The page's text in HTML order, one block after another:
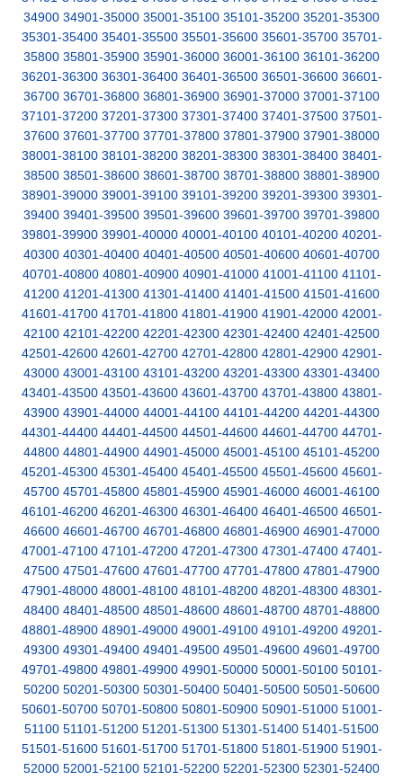
34900 34901-35000 35001-35100 35101-35200 35201-35300
35301-35400 35401-35500 35501-35600 35601-35700 35701-
35800 35801-35900 35901-36000 36001-36100 36101-36200
36201-36300 36301-36400 36401-36500 36501-36600 36601-
36700 36701-36800 36801-36900 36901-37000 37001-37100
37101-37200 37201-37300 37301-37400 37401-37500 37501-
37600 37601-37700 37701-37800 37801-37900 37901-38000
38001-38100 38101-38200 38201-38300 38301-38400 38401-
38500 38501-38600 38601-38700 38701-38800 38801-38900
38901-39000 39001-39100 39101-39200 39201-39300 39301-
39400 39401-39500 39501-39600 39601-39700 39701-39800
39801-39900 39901-40000 40001-40100 40101-40200 40201-
40300 40301-40400 40401-40500 40501-40600 40601-40700
40701-40800 40801-40900 40901-41000 41001-41100 41101-
41200 41201-41300 41301-41400 41401-41500 41501-41600
41601-41700 41701-41800 41801-41900 41901-42000 42001-
42100 42101-42200 42201-42300 42301-42400 42401-42500
42501-42600 42601-42700 42701-42800 42801-42900 42901-
43000 43001-43100 43101-43200 43201-43300 43301-43400
43401-43500 43501-43600 43601-43700 43701-43800 43801-
43900 43901-44000 44001-44100 44101-44200 44201-44300
44301-44400 44401-44500 44501-44600 44601-44700 44701-
44800 44801-44900 44901-45000 45001-45100 45101-45200
45201-45300 45301-45400 45401-45500 45501-45600 45601-
45700 45701-45800 45801-45900 45901-46000 46001-46100
46101-46200 46201-46300 46301-46400 46401-46500 46501-
46600 46601-46700 46701-46800 46801-46900 46901-47000
47001-47100 47101-47200 47201-47300 47301-47400 47401-
47500 47501-47600 47601-47700 47701-47800 47801-47900
47901-48000 48001-48100 48101-48200 48201-48300 48301-
48400 48401-48500 48501-48600 48601-48700 48701-48800
48801-48900 48901-49000 49001-49100 49101-49200 49201-
49300 49301-49400 49401-49500 49501-49600 49601-49700
49701-49800 49801-49900 49901-50000 50001-50100 50101-
50200 50201-50300 50301-50400 50401-50500 50501-50600
50601-50700 50701-50800 50801-50900 50901-51000 51001-
51100 51101-51200 51201-51300 51301-51400 51401-51500
51501-51600 51601-51700 51701-51800 51801-51900 51901-
52000 52001-52100 52101-52200 52201-52300 52301-52400